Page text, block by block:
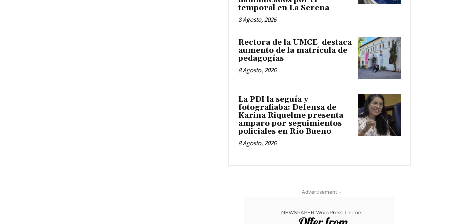
temporal en La Serena
8 Agosto, 2026
Rectora de la UMCE destaca
aumento de la matrícula de
pedagogías
8 Agosto, 2026
La PDI la seguía y
fotografiaba: Defensa de
Karina Riquelme presenta
amparo por seguimientos
policiales en Río Bueno
8 Agosto, 2026
- Advertisement -